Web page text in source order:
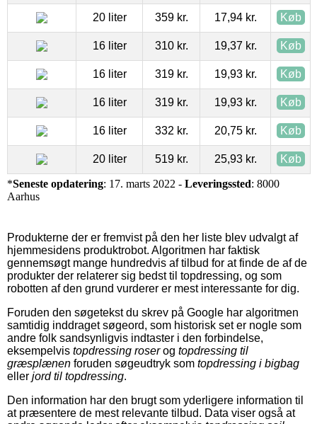
20 liter 359 kr. 17,94 kr. Køb
16 liter 310 kr. 19,37 kr. Køb
16 liter 319 kr. 19,93 kr. Køb
16 liter 319 kr. 19,93 kr. Køb
16 liter 332 kr. 20,75 kr. Køb
20 liter 519 kr. 25,93 kr. Køb
*Seneste opdatering: 17. marts 2022 - Leveringssted: 8000
Aarhus
Produkterne der er fremvist på den her liste blev udvalgt af
hjemmesidens produktrobot. Algoritmen har faktisk
gennemsøgt mange hundredvis af tilbud for at finde de af de
produkter der relaterer sig bedst til topdressing, og som
robotten af den grund vurderer er mest interessante for dig.
Foruden den søgetekst du skrev på Google har algoritmen
samtidig inddraget søgeord, som historisk set er nogle som
andre folk sandsynligvis indtaster i den forbindelse,
eksempelvis topdressing roserog topdressing til
græsplænen foruden søgeudtryk som topdressing i bigbag
eller jord til topdressing.
Den information har den brugt som yderligere information til
at præsentere de mest relevante tilbud. Data viser også at